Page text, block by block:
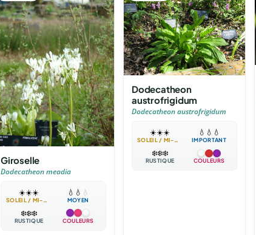
Giroselle
Dodecatheon meadia
☀️☀️☀️
SOLEIL / MI-OMBRE
💧 💧 💧
MOYEN
❄️❄️❄️
RUSTIQUE COULEURS
Dodecatheon
austrofrigidum
Dodecatheon austrofrigidum
☀️☀️☀️
SOLEIL / MI-OMBRE
💧 💧 💧
IMPORTANT
❄️❄️❄️
RUSTIQUE COULEURS